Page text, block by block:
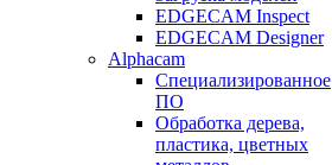
EDGECAM Inspect
EDGECAM Designer
Alphacam
Специализированное
ПО
Обработка дерева,
пластика, цветных